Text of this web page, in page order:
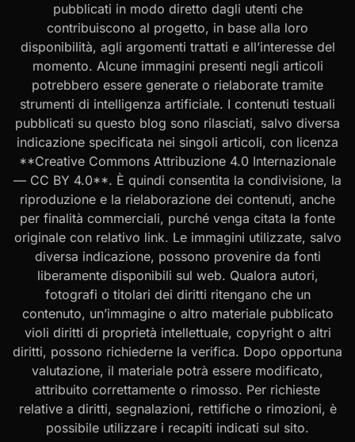
pubblicati in modo diretto dagli utenti che
contribuiscono al progetto, in base alla loro
disponibilità, agli argomenti trattati e all’interesse del
momento. Alcune immagini presenti negli articoli
potrebbero essere generate o rielaborate tramite
strumenti di intelligenza artificiale. I contenuti testuali
pubblicati su questo blog sono rilasciati, salvo diversa
indicazione specificata nei singoli articoli, con licenza
**Creative Commons Attribuzione 4.0 Internazionale
— CC BY 4.0**. È quindi consentita la condivisione, la
riproduzione e la rielaborazione dei contenuti, anche
per finalità commerciali, purché venga citata la fonte
originale con relativo link. Le immagini utilizzate, salvo
diversa indicazione, possono provenire da fonti
liberamente disponibili sul web. Qualora autori,
fotografi o titolari dei diritti ritengano che un
contenuto, un’immagine o altro materiale pubblicato
violi diritti di proprietà intellettuale, copyright o altri
diritti, possono richiederne la verifica. Dopo opportuna
valutazione, il materiale potrà essere modificato,
attribuito correttamente o rimosso. Per richieste
relative a diritti, segnalazioni, rettifiche o rimozioni, è
possibile utilizzare i recapiti indicati sul sito.